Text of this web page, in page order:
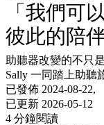
「我們可
彼此的陪
助聽器改變的不只
Sally 一同踏上助聽
已發佈 2024-08-22,
已更新 2026-05-12
4 分鐘閱讀